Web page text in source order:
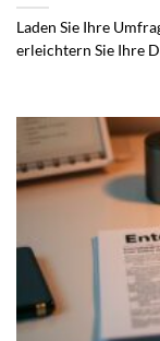
Laden Sie Ihre
erleichtern Sie Ihre